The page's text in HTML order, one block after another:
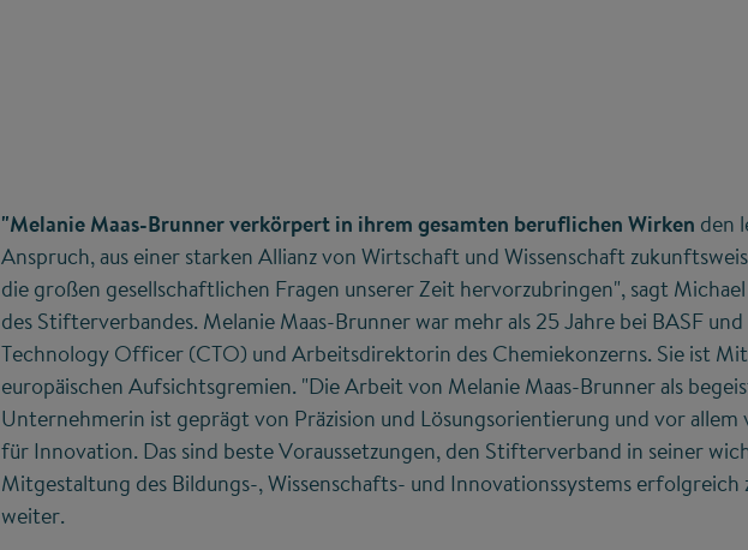
"Melanie Maas-Brunner verkörpert in ihrem gesamten beruflichen Wirken den
Anspruch, aus einer starken Allianz von Wirtschaft und Wissenschaft
die großen gesellschaftlichen Fragen unserer Zeit hervorzubringen", sagt
des Stifterverbandes. Melanie Maas-Brunner war mehr als 25 Jahre bei BASF
Technology Officer (CTO) und Arbeitsdirektorin des Chemiekonzerns. Sie ist
europäischen Aufsichtsgremien. "Die Arbeit von Melanie Maas-Brunner als
Unternehmerin ist geprägt von Präzision und Lösungsorientierung und vor
für Innovation. Das sind beste Voraussetzungen, den Stifterverband in seiner
Mitgestaltung des Bildungs-, Wissenschafts- und Innovationssystems erfolgreich
weiter.